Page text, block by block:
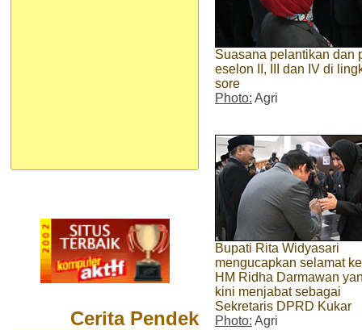
Cerita Pendek
Suasana pelantikan dan
eselon II, III dan IV di
sore
Photo: Agri
Bupati Rita Widyasari
mengucapkan selamat
HM Ridha Darmawan
kini menjabat sebagai
Sekretaris DPRD Kukar
Photo: Agri